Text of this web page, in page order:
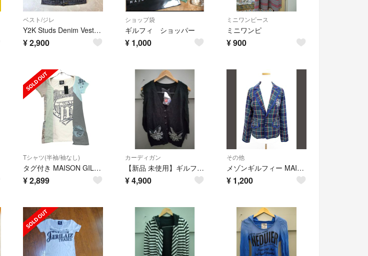
ベスト/ジレ
Y2K Studs Denim Vest Black Street Punk
¥2,900
ショップ袋
ギルフィ ショッパー
¥ 1,000
ミニワンピース
ミニワンピ
¥900
Tシャツ(半袖/袖なし)
タグ付き MAISON GILFY Tシャツ レディースM
¥2,899
カーディガン
【新品 未使用】ギルフィー ユニオンジャック ニット カーディガン
¥4,900
その他
メゾンギルフィー MAISON GILFY ジャケット テーラード チェック ワ
¥ 1,200